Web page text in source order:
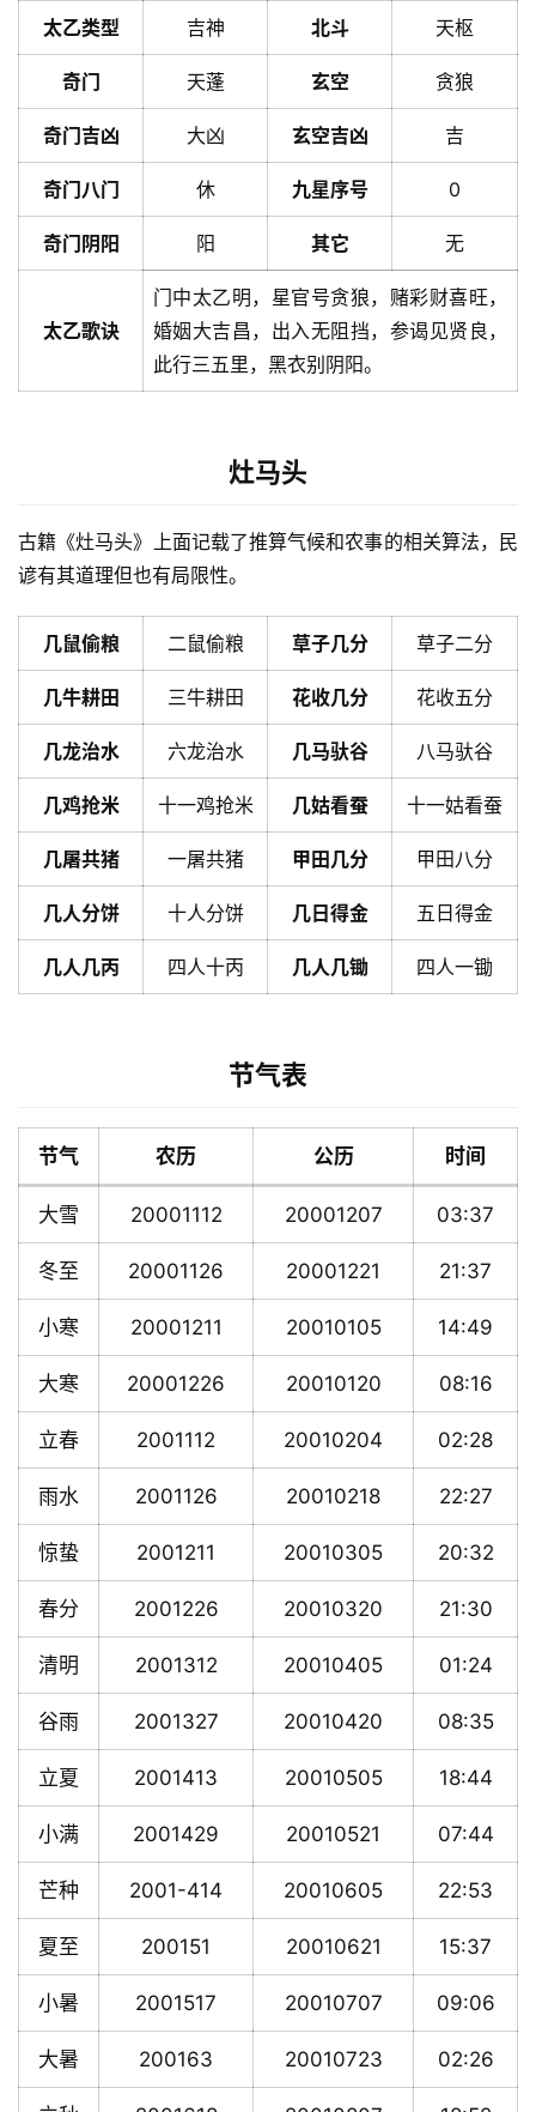
太乙类型 吉神 北斗 天枢
奇门 天蓬 玄空 贪狼
奇门吉凶 大凶 玄空吉凶 吉
奇门八门 休 九星序号 0
奇门阴阳 阳 其它 无
太乙歌诀
门中太乙明，星官号贪狼，赌彩财喜旺，
婚姻大吉昌，出入无阻挡，参谒见贤良，
此行三五里，黑衣别阴阳。
灶马头
古籍《灶马头》上面记载了推算气候和农事的相关算法，民
谚有其道理但也有局限性。
几鼠偷粮 二鼠偷粮 草子几分 草子二分
几牛耕田 三牛耕田 花收几分 花收五分
几龙治水 六龙治水 几马驮谷 八马驮谷
几鸡抢米 十一鸡抢米 几姑看蚕 十一姑看蚕
几屠共猪 一屠共猪 甲田几分 甲田八分
几人分饼 十人分饼 几日得金 五日得金
几人几丙 四人十丙 几人几锄 四人一锄
节气表
节气 农历 公历 时间
大雪 20001112 20001207 03:37
冬至 20001126 20001221 21:37
小寒 20001211 20010105 14:49
大寒 20001226 20010120 08:16
立春 2001112 20010204 02:28
雨水 2001126 20010218 22:27
惊蛰 2001211 20010305 20:32
春分 2001226 20010320 21:30
清明 2001312 20010405 01:24
谷雨 2001327 20010420 08:35
立夏 2001413 20010505 18:44
小满 2001429 20010521 07:44
芒种 2001-414 20010605 22:53
夏至 200151 20010621 15:37
小暑 2001517 20010707 09:06
大暑 200163 20010723 02:26